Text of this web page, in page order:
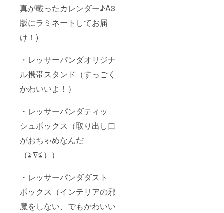
真が載ったカレンダー♪A3
版にラミネートしてお届
け！)
・レッサーパンダオリジナ
ル携帯スタンド（すっごく
かわいいよ！）
・レッサーパンダティッ
シュボックス（取り出し口
がおちゃめなんだ
（≧∇≦））
・レッサーパンダダスト
ボックス（インテリアの邪
魔をしない、でもかわいい